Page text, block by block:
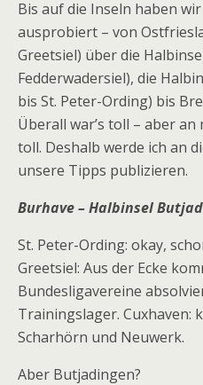
Bis auf die Inseln haben
ausprobiert – von
Greetsiel) über die
Fedderwadersiel), die
bis St. Peter-Ording) bis
Überall war’s toll – aber
toll. Deshalb werde ich an
unsere Tipps publizieren.
Burhave – Halbinsel
St. Peter-Ording: okay,
Greetsiel: Aus der Ecke
Bundesligavereine
Trainingslager. Cuxhaven:
Scharhörn und Neuwerk.
Aber Butjadingen?